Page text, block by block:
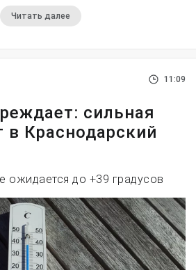
Читать далее
11:09
сильная
в Краснодарский
ожидается до +39 градусов